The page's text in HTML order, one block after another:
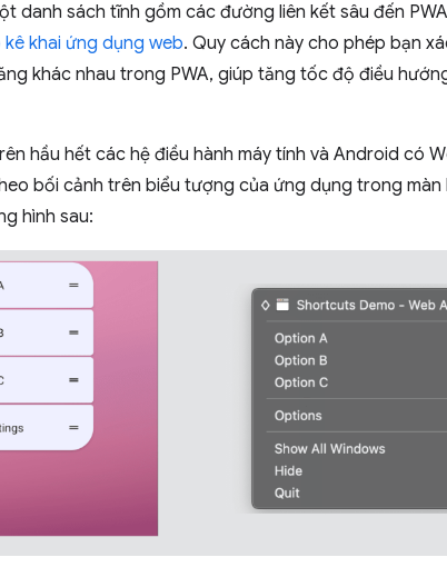
danh sách tĩnh gồm các đường liên kết sâu đến
khai ứng dụng web. Quy cách này cho phép bạn
khác nhau trong PWA, giúp tăng tốc độ điều
hầu hết các hệ điều hành máy tính và Android có
bối cảnh trên biểu tượng của ứng dụng trong màn
hình sau: